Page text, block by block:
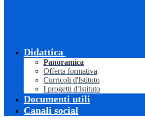
Didattica
Panoramica
Offerta formativa
Curricoli d'Istituto
I progetti d'Istituto
Documenti utili
Canali social